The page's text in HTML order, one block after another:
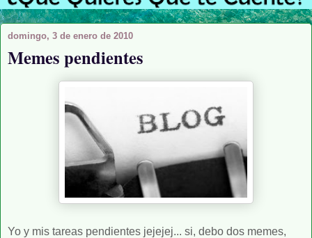
domingo, 3 de enero de 2010
Memes pendientes
Yo y mis tareas pendientes jejejej... si, debo dos memes,